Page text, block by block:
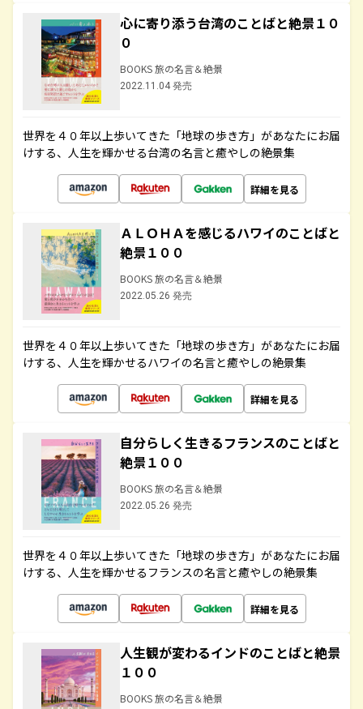
心に寄り添う台湾のことばと絶景１０
０
BOOKS 旅の名言＆絶景
2022.11.04 発売
世界を４０年以上歩いてきた「地球の歩き方」があなたにお届
けする、人生を輝かせる台湾の名言と癒やしの絶景集
詳細を見る
ＡＬＯＨＡを感じるハワイのことばと
絶景１００
BOOKS 旅の名言＆絶景
2022.05.26 発売
世界を４０年以上歩いてきた「地球の歩き方」があなたにお届
けする、人生を輝かせるハワイの名言と癒やしの絶景集
詳細を見る
自分らしく生きるフランスのことばと
絶景１００
BOOKS 旅の名言＆絶景
2022.05.26 発売
世界を４０年以上歩いてきた「地球の歩き方」があなたにお届
けする、人生を輝かせるフランスの名言と癒やしの絶景集
詳細を見る
人生観が変わるインドのことばと絶景
１００
BOOKS 旅の名言＆絶景